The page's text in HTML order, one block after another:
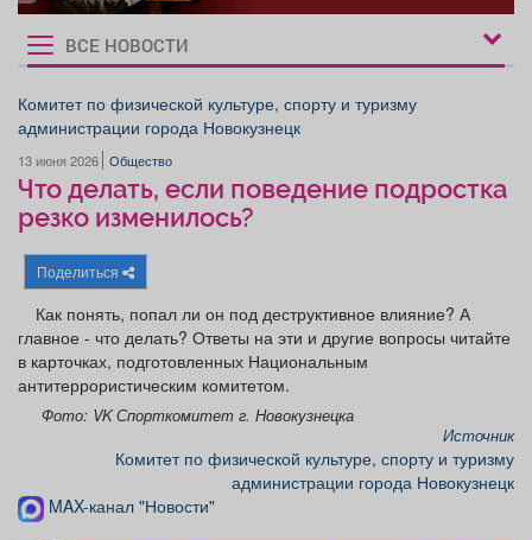
Объявления Недвижимость Услуги
Афиша
Товары Поздравления
Рукбрики
новостей
ВСЕ НОВОСТИ
Комитет по физической культуре, спорту и туризму
администрации города Новокузнецк
13 июня 2026 Общество
Что делать, если поведение подростка
резко изменилось?
Поделиться
Как понять, попал ли он под деструктивное влияние? А
главное - что делать? Ответы на эти и другие вопросы читайте
в карточках, подготовленных Национальным
антитеррористическим комитетом.
Фото: VK Спорткомитет г. Новокузнецка
Источник
Комитет по физической культуре, спорту и туризму
администрации города Новокузнецк
MAX-канал "Новости"